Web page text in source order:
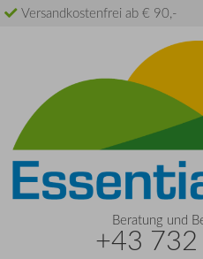
Versandkostenfrei ab € 90,-
Beratung und
+43